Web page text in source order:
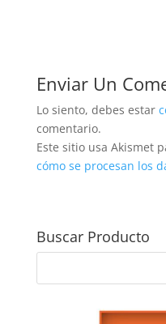
Enviar Un
Lo siento, debes estar
comentario.
Este sitio usa Akismet
cómo se procesan los
Buscar Producto